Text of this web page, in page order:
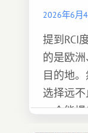
2026年6月
提到RCI
的是欧
目的地
选择远
一个能